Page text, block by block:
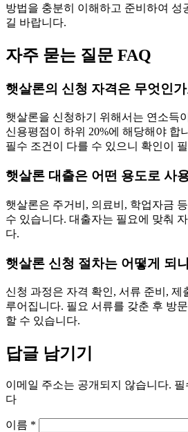
방법을 충분히 이해하고 준비하여 성
길 바랍니다.
자주 묻는 질문 FAQ
햇살론의 신청 자격은 무엇인
햇살론을 신청하기 위해서는 연소득
신용평점이 하위 20%에 해당해야 합
필수 조건이 다를 수 있으니 확인이
햇살론 대출은 어떤 용도로 사
햇살론은 주거비, 의료비, 학업자금
수 있습니다. 대출자는 필요에 맞춰
다.
햇살론 신청 절차는 어떻게 되
신청 과정은 자격 확인, 서류 준비, 제
루어집니다. 필요 서류를 갖춘 후 방
할 수 있습니다.
답글 남기기
이메일 주소는 공개되지 않습니다. 필
다
이름 *